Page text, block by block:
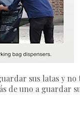
sus latas y
de uno a guardar